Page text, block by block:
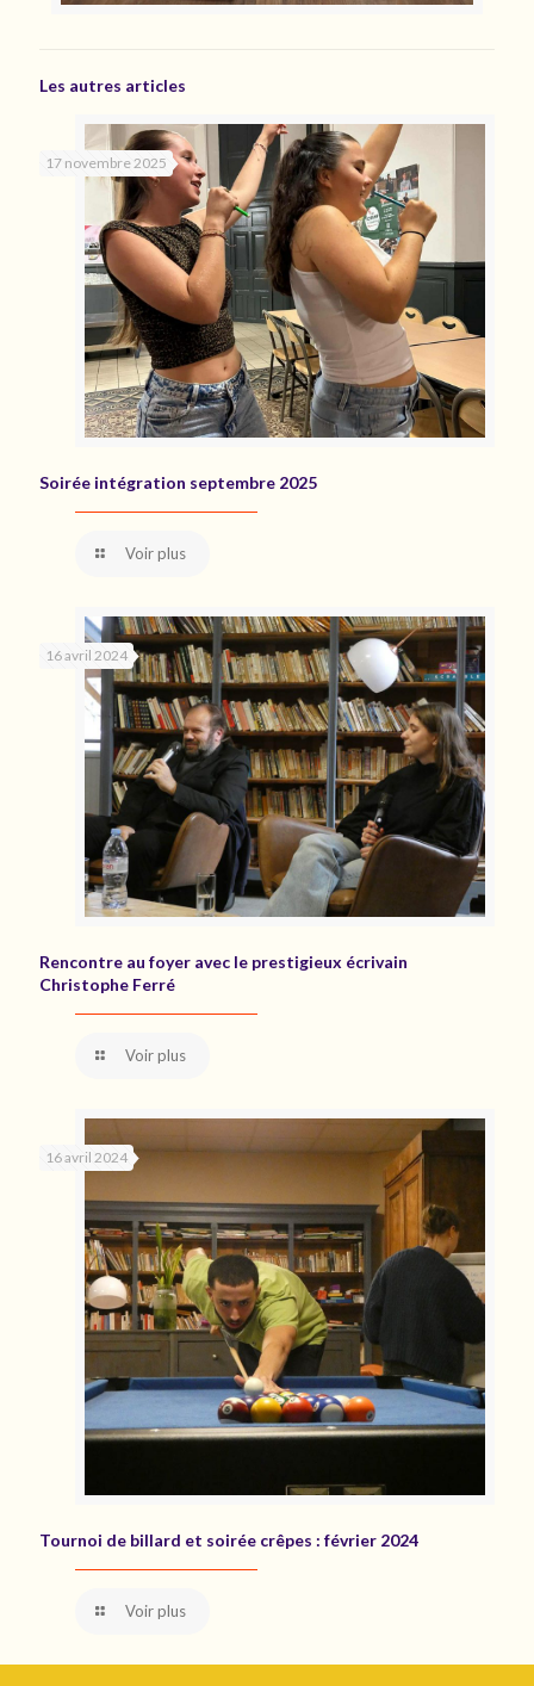
Les autres articles
17 novembre 2025
Soirée intégration septembre 2025
Voir plus
16 avril 2024
Rencontre au foyer avec le prestigieux écrivain
Christophe Ferré
Voir plus
16 avril 2024
Tournoi de billard et soirée crêpes : février 2024
Voir plus